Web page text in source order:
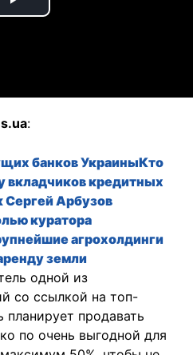
Play
:
банков УкраиныКто
вкладчиков кредитных
Сергей Арбузoв
куратора
агрохолдинги
земли
одной из
со ссылкой на топ-
продавать
по очень выгодной для